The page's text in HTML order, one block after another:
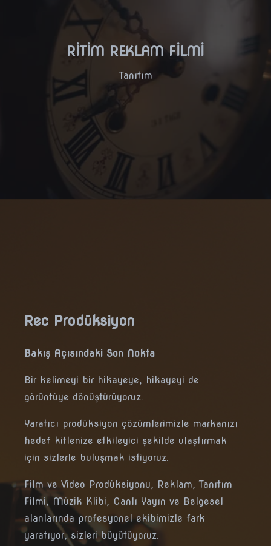
RİTİM REKLAM FİLMİ
Tanıtım
Rec Prodüksiyon
Bakış Açısındaki Son Nokta
Bir kelimeyi bir hikayeye, hikayeyi de
görüntüye dönüştürüyoruz.
Yaratıcı prodüksiyon çözümlerimizle markanızı
hedef kitlenize etkileyici şekilde ulaştırmak
için sizlerle buluşmak istiyoruz.
Film ve Video Prodüksiyonu, Reklam, Tanıtım
Filmi, Müzik Klibi, Canlı Yayın ve Belgesel
alanlarında profesyonel ekibimizle fark
yaratıyor, sizleri büyütüyoruz.